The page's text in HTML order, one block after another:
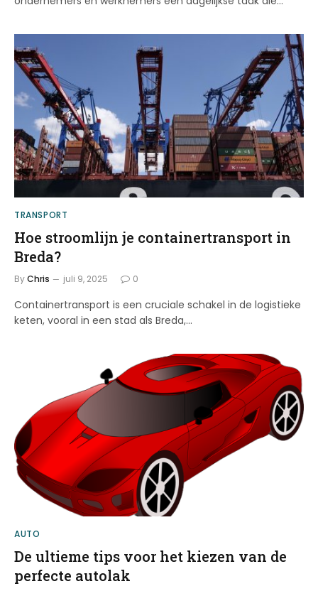
TRANSPORT
Hoe stroomlijn je containertransport in
Breda?
ByChris juli 9, 2025 0
Containertransport is een cruciale schakel in de logistieke
keten, vooral in een stad als Breda,…
AUTO
De ultieme tips voor het kiezen van de
perfecte autolak